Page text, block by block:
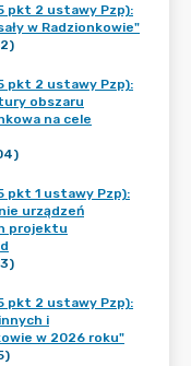
pkt 2 ustawy Pzp):
w Radzionkowie"
pkt 2 ustawy Pzp):
obszaru
na cele
pkt 1 ustawy Pzp):
urządzeń
projektu
pkt 2 ustawy Pzp):
i
w 2026 roku"